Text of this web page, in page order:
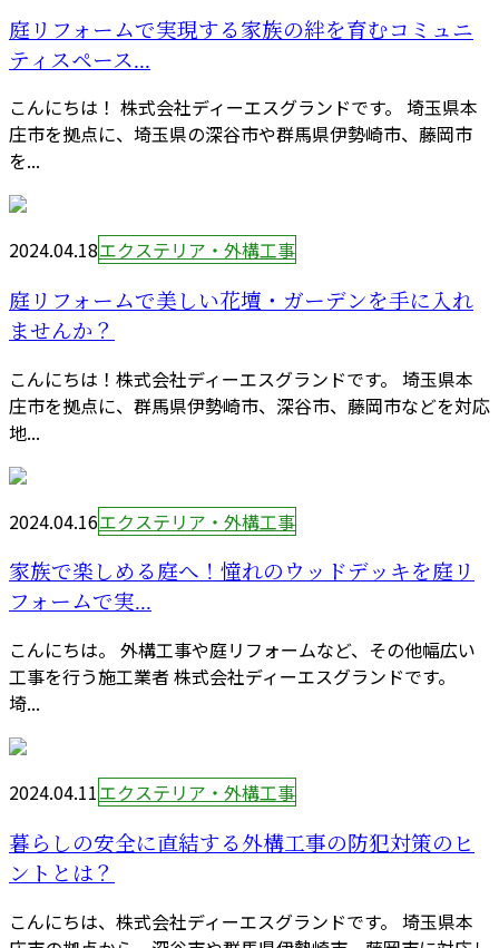
庭リフォームで実現する家族の絆を育むコミュニ
ティスペース...
こんにちは！ 株式会社ディーエスグランドです。 埼玉県本
庄市を拠点に、埼玉県の深谷市や群馬県伊勢崎市、藤岡市
を...
2024.04.18エクステリア・外構工事
庭リフォームで美しい花壇・ガーデンを手に入れ
ませんか？
こんにちは！株式会社ディーエスグランドです。 埼玉県本
庄市を拠点に、群馬県伊勢崎市、深谷市、藤岡市などを対応
地...
2024.04.16エクステリア・外構工事
家族で楽しめる庭へ！憧れのウッドデッキを庭リ
フォームで実...
こんにちは。 外構工事や庭リフォームなど、その他幅広い
工事を行う施工業者 株式会社ディーエスグランドです。
埼...
2024.04.11エクステリア・外構工事
暮らしの安全に直結する外構工事の防犯対策のヒ
ントとは？
こんにちは、株式会社ディーエスグランドです。 埼玉県本